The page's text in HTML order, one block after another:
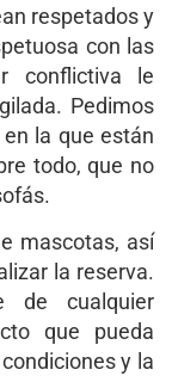
respetados y
con las
conflictiva le
Pedimos
la que están
todo, que no
mascotas, así
la reserva.
de cualquier
que pueda
y la